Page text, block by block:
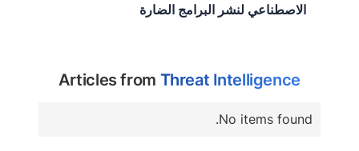
الاصطناعي لنشر البرامج الضارة
Articles from Threat Intelligence
No items found.